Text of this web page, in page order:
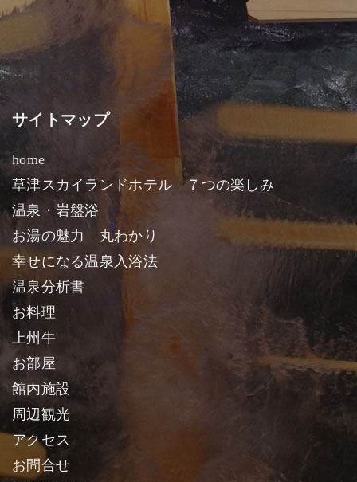
サイトマップ
home
草津スカイランドホテル ７つの楽しみ
温泉・岩盤浴
お湯の魅力 丸わかり
幸せになる温泉入浴法
温泉分析書
お料理
上州牛
お部屋
館内施設
周辺観光
アクセス
お問合せ